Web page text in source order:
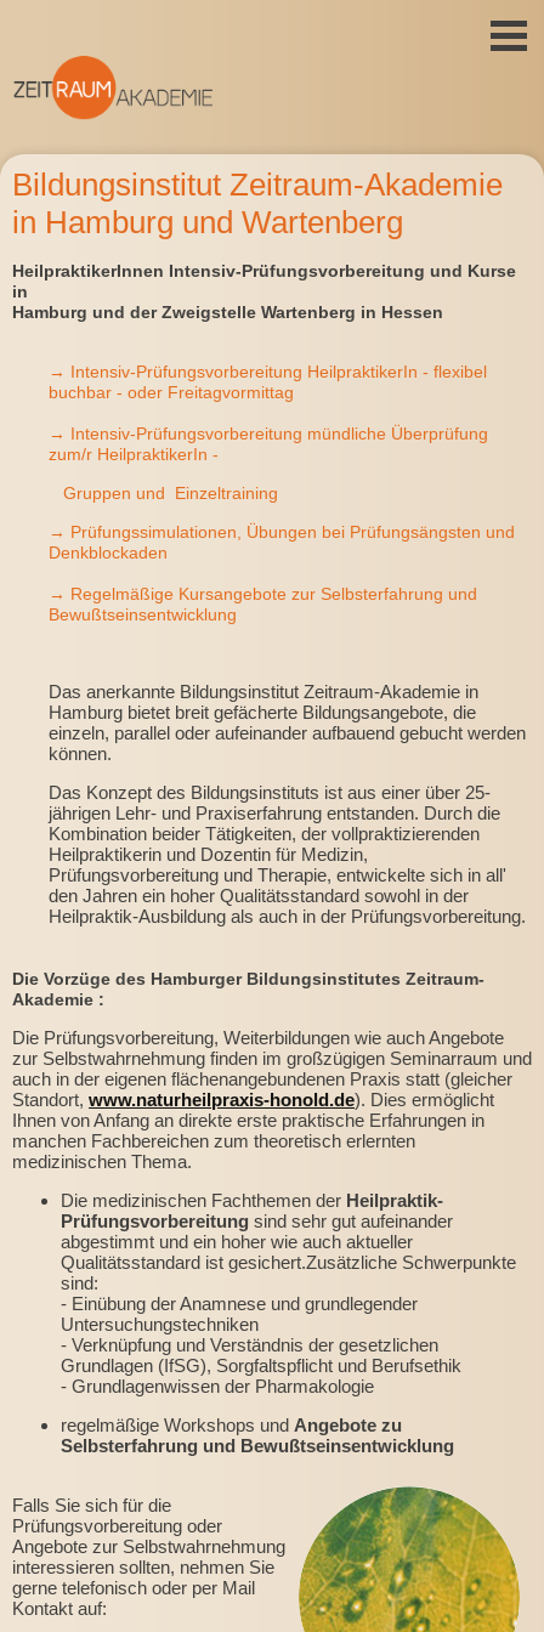
Bildungsinstitut Zeitraum-Akademie
in Hamburg und Wartenberg
HeilpraktikerInnen Intensiv-Prüfungsvorbereitung und Kurse
in
Hamburg und der Zweigstelle Wartenberg in Hessen
→ Intensiv-Prüfungsvorbereitung HeilpraktikerIn - flexibel
buchbar - oder Freitagvormittag
→ Intensiv-Prüfungsvorbereitung mündliche Überprüfung
zum/r HeilpraktikerIn -
Gruppen und Einzeltraining
→ Prüfungssimulationen, Übungen bei Prüfungsängsten und
Denkblockaden
→ Regelmäßige Kursangebote zur Selbsterfahrung und
Bewußtseinsentwicklung
Das anerkannte Bildungsinstitut Zeitraum-Akademie in
Hamburg bietet breit gefächerte Bildungsangebote, die
einzeln, parallel oder aufeinander aufbauend gebucht werden
können.
Das Konzept des Bildungsinstituts ist aus einer über 25-
jährigen Lehr- und Praxiserfahrung entstanden. Durch die
Kombination beider Tätigkeiten, der vollpraktizierenden
Heilpraktikerin und Dozentin für Medizin,
Prüfungsvorbereitung und Therapie, entwickelte sich in all'
den Jahren ein hoher Qualitätsstandard sowohl in der
Heilpraktik-Ausbildung als auch in der Prüfungsvorbereitung.
Die Vorzüge des Hamburger Bildungsinstitutes Zeitraum-
Akademie :
Die Prüfungsvorbereitung, Weiterbildungen wie auch Angebote
zur Selbstwahrnehmung finden im großzügigen Seminarraum und
auch in der eigenen flächenangebundenen Praxis statt (gleicher
Standort, www.naturheilpraxis-honold.de). Dies ermöglicht
Ihnen von Anfang an direkte erste praktische Erfahrungen in
manchen Fachbereichen zum theoretisch erlernten
medizinischen Thema.
Die medizinischen Fachthemen der Heilpraktik-
Prüfungsvorbereitung sind sehr gut aufeinander
abgestimmt und ein hoher wie auch aktueller
Qualitätsstandard ist gesichert.Zusätzliche Schwerpunkte
sind:
- Einübung der Anamnese und grundlegender
Untersuchungstechniken
- Verknüpfung und Verständnis der gesetzlichen
Grundlagen (IfSG), Sorgfaltspflicht und Berufsethik
- Grundlagenwissen der Pharmakologie
regelmäßige Workshops und Angebote zu
Selbsterfahrung und Bewußtseinsentwicklung
Falls Sie sich für die
Prüfungsvorbereitung oder
Angebote zur Selbstwahrnehmung
interessieren sollten, nehmen Sie
gerne telefonisch oder per Mail
Kontakt auf: